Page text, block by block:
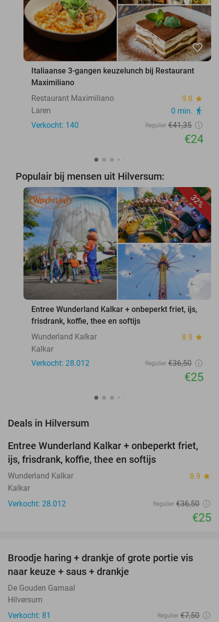
favorite_border
Italiaanse 3-gangen keuzelunch bij Restaurant
Maximiliano
Restaurant Maximiliano
9.8 star
Laren 0 min. directions_walk
Verkocht: 140 Regulier €41,35
€24
Populair bij mensen uit Hilversum:
32%
favorite_border
Entree Wunderland Kalkar + onbeperkt friet, ijs,
frisdrank, koffie, thee en softijs
Wunderland Kalkar
8.9 star
Kalkar
Verkocht: 28.012
Regulier €36,50
€25
Deals in Hilversum
32%
Entree Wunderland Kalkar + onbeperkt friet,
ijs, frisdrank, koffie, thee en softijs
Wunderland Kalkar 8.9 star
Kalkar
Verkocht: 28.012
Regulier €36,50
€25
40%
Broodje haring + drankje of grote portie vis
naar keuze + saus + drankje
De Gouden Garnaal
Hilversum
Verkocht: 81
Regulier €7,50